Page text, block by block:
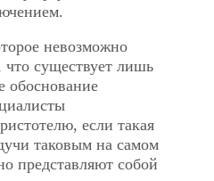
невозможно
что существует лишь
обоснование
если такая
таковым на самом
представляют собой